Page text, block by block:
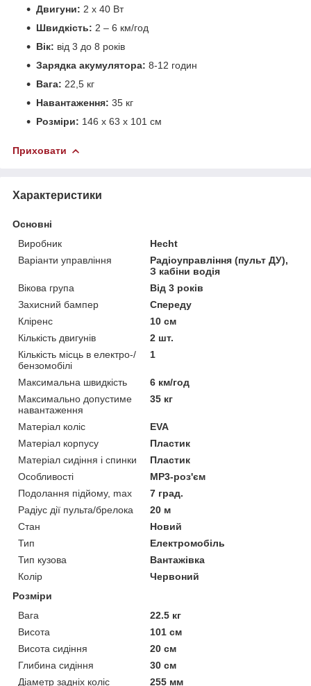
Двигуни: 2 х 40 Вт
Швидкість: 2 – 6 км/год
Вік: від 3 до 8 років
Зарядка акумулятора: 8-12 годин
Вага: 22,5 кг
Навантаження: 35 кг
Розміри: 146 x 63 x 101 см
Приховати
Характеристики
Основні
Виробник
Hecht
Варіанти управління
Радіоуправління (пульт ДУ),
З кабіни водія
Вікова група
Від 3 років
Захисний бампер
Спереду
Кліренс
10 см
Кількість двигунів
2 шт.
Кількість місць в електро-/
бензомобілі
1
Максимальна швидкість
6 км/год
Максимально допустиме
навантаження
35 кг
Матеріал коліс
EVA
Матеріал корпусу
Пластик
Матеріал сидіння і спинки
Пластик
Особливості
MP3-роз'єм
Подолання підйому, max
7 град.
Радіус дії пульта/брелока
20 м
Стан
Новий
Тип
Електромобіль
Тип кузова
Вантажівка
Колір
Червоний
Розміри
Вага
22.5 кг
Висота
101 см
Висота сидіння
20 см
Глибина сидіння
30 см
Діаметр задніх коліс
255 мм